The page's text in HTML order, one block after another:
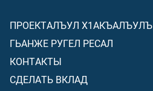
ПРОЕКТАЛЪУЛ Х1АКЪАЛЪУЛЪ
ГЬАНЖЕ РУГЕЛ РЕСАЛ
КОНТАКТЫ
СДЕЛАТЬ ВКЛАД